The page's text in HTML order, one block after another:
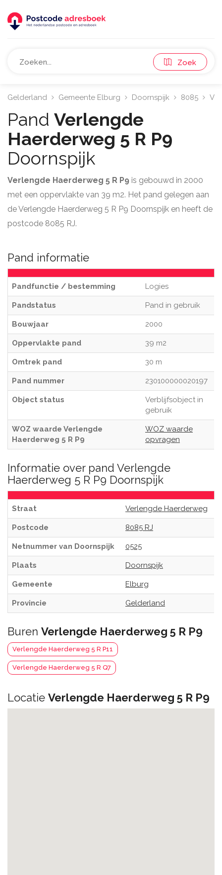
Zoek
Gelderland Gemeente Elburg Doornspijk 8085
Pand Verlengde
Haerderweg 5 R P9
Doornspijk
Verlengde Haerderweg 5 R P9 is gebouwd in 2000
met een oppervlakte van 39 m2. Het pand gelegen aan
de Verlengde Haerderweg 5 R P9 Doornspijk en heeft de
postcode 8085 RJ.
Pand informatie
Pandfunctie / bestemming Logies
Pandstatus Pand in gebruik
Bouwjaar 2000
Oppervlakte pand 39 m2
Omtrek pand 30 m
Pand nummer 230100000020197
Object status
Verblijfsobject in
gebruik
WOZ waarde Verlengde
Haerderweg 5 R P9
WOZ waarde
opvragen
Informatie over pand Verlengde
Haerderweg 5 R P9 Doornspijk
Straat Verlengde Haerderweg
Postcode 8085 RJ
Netnummer van Doornspijk 0525
Plaats Doornspijk
Gemeente Elburg
Provincie Gelderland
Buren Verlengde Haerderweg 5 R P9
Verlengde Haerderweg 5 R P11
Verlengde Haerderweg 5 R Q7
Locatie Verlengde Haerderweg 5 R P9